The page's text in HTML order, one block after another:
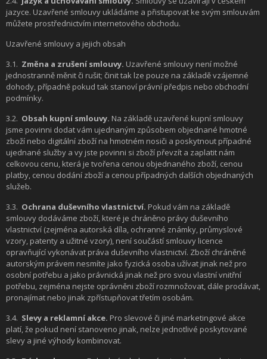
jazyce. Uzavřené smlouvy ukládáme a přistupovat ke svým smlouvám
můžete prostřednictvím internetového obchodu.
Uzavřené smlouvy a jejich obsah
3.1. Změna a zrušení smlouvy. Uzavřené smlouvy není možné
jednostranně měnit či rušit; činit tak lze pouze na základě vzájemné
dohody, případně pokud tak stanoví právní předpis nebo obchodní
podmínky.
3.2. Obsah kupní smlouvy. Na základě uzavřené kupní smlouvy
jsme povinni dodat vám ujednaným způsobem objednané hmotné
zboží nebo digitální zboží na hmotném nosiči a poskytnout případné
ujednané služby a vy jste povinni si zboží převzít a zaplatit nám
celkovou cenu, která je tvořena cenou objednaného zboží, cenou
platby, cenou dodání zboží a cenou případných dalších objednaných
služeb.
3.3. Ochrana duševního vlastnictví. Pokud vám na základě
smlouvy dodáváme zboží, které je chráněno právy duševního
vlastnictví (zejména autorská díla, ochranné známky, průmyslové
vzory, patenty a užitné vzory), není součástí smlouvy licence
opravňující vykonávat práva duševního vlastnictví. Zboží chráněné
autorským právem nesmíte jako fyzická osoba užívat jinak než pro
osobní potřebu a jako právnická jinak než pro svou vlastní vnitřní
potřebu, zejména nejste oprávněni zboží rozmnožovat, dále prodávat,
pronajímat nebo jinak zpřístupňovat třetím osobám.
3.4. Slevy a reklamní akce. Pro slevové či jiné marketingové akce
platí, že pokud není stanoveno jinak, nelze jednotlivé poskytované
slevy a jiné výhody kombinovat.